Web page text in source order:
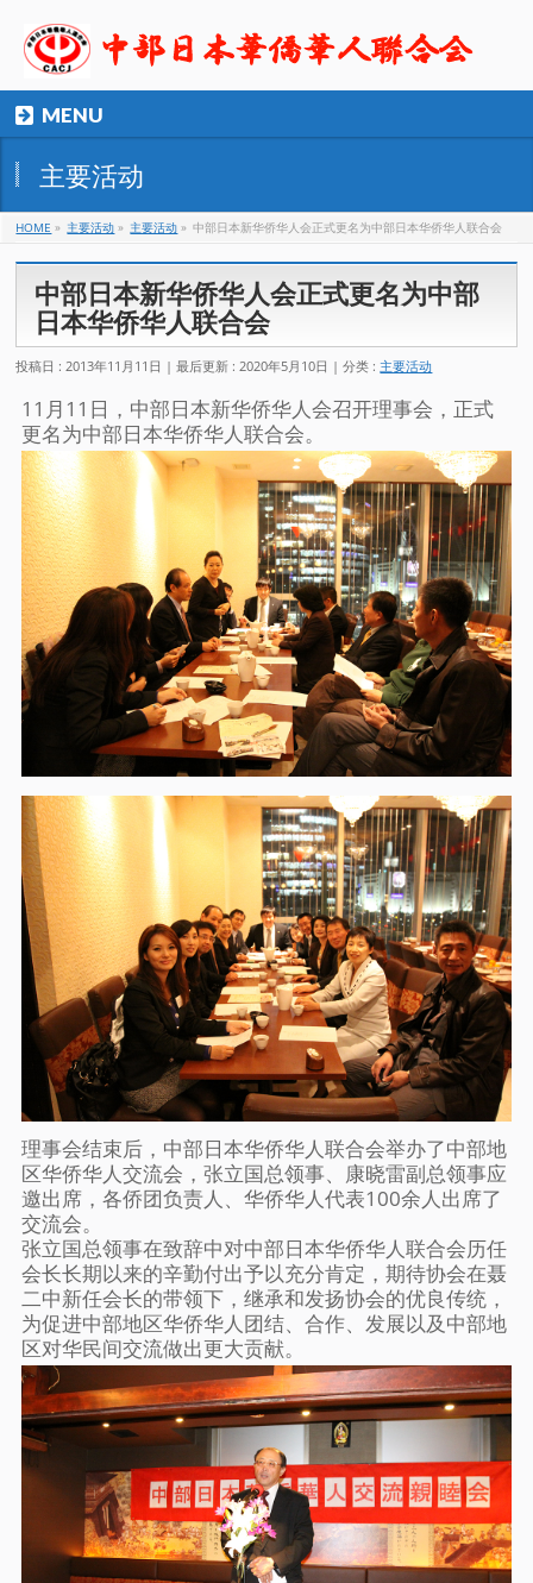
MENU
主要活动
HOME » 主要活动 » 主要活动 » 中部日本新华侨华人会正式更名为中部日本华侨华人联合会
中部日本新华侨华人会正式更名为中部
日本华侨华人联合会
投稿日 : 2013年11月11日 最后更新 : 2020年5月10日 分类 :主要活动
11月11日，中部日本新华侨华人会召开理事会，正式
更名为中部日本华侨华人联合会。
理事会结束后，中部日本华侨华人联合会举办了中部地
区华侨华人交流会，张立国总领事、康晓雷副总领事应
邀出席，各侨团负责人、华侨华人代表100余人出席了
交流会。
张立国总领事在致辞中对中部日本华侨华人联合会历任
会长长期以来的辛勤付出予以充分肯定，期待协会在聂
二中新任会长的带领下，继承和发扬协会的优良传统，
为促进中部地区华侨华人团结、合作、发展以及中部地
区对华民间交流做出更大贡献。